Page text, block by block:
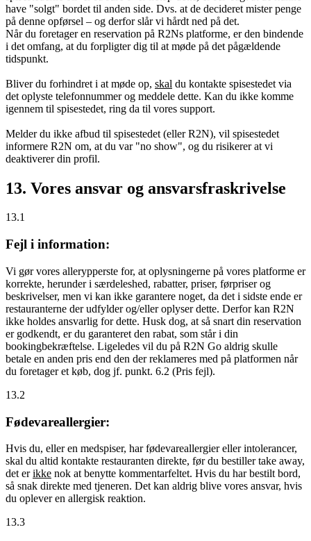
have "solgt" bordet til anden side. Dvs. at de decideret mister penge
på denne opførsel – og derfor slår vi hårdt ned på det.
Når du foretager en reservation på R2Ns platforme, er den bindende
i det omfang, at du forpligter dig til at møde på det pågældende
tidspunkt.
Bliver du forhindret i at møde op, skal du kontakte spisestedet via
det oplyste telefonnummer og meddele dette. Kan du ikke komme
igennem til spisestedet, ring da til vores support.
Melder du ikke afbud til spisestedet (eller R2N), vil spisestedet
informere R2N om, at du var "no show", og du risikerer at vi
deaktiverer din profil.
13. Vores ansvar og ansvarsfraskrivelse
13.1
Fejl i information:
Vi gør vores allerypperste for, at oplysningerne på vores platforme er
korrekte, herunder i særdeleshed, rabatter, priser, førpriser og
beskrivelser, men vi kan ikke garantere noget, da det i sidste ende er
restauranterne der udfylder og/eller oplyser dette. Derfor kan R2N
ikke holdes ansvarlig for dette. Husk dog, at så snart din reservation
er godkendt, er du garanteret den rabat, som står i din
bookingbekræftelse. Ligeledes vil du på R2N Go aldrig skulle
betale en anden pris end den der reklameres med på platformen når
du foretager et køb, dog jf. punkt. 6.2 (Pris fejl).
13.2
Fødevareallergier:
Hvis du, eller en medspiser, har fødevareallergier eller intolerancer,
skal du altid kontakte restauranten direkte, før du bestiller take away,
det erikke nok at benytte kommentarfeltet. Hvis du har bestilt bord,
så snak direkte med tjeneren. Det kan aldrig blive vores ansvar, hvis
du oplever en allergisk reaktion.
13.3